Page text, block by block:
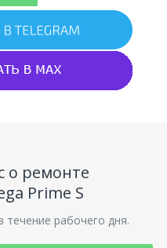
о ремонте
Prime S
рабочего дня.